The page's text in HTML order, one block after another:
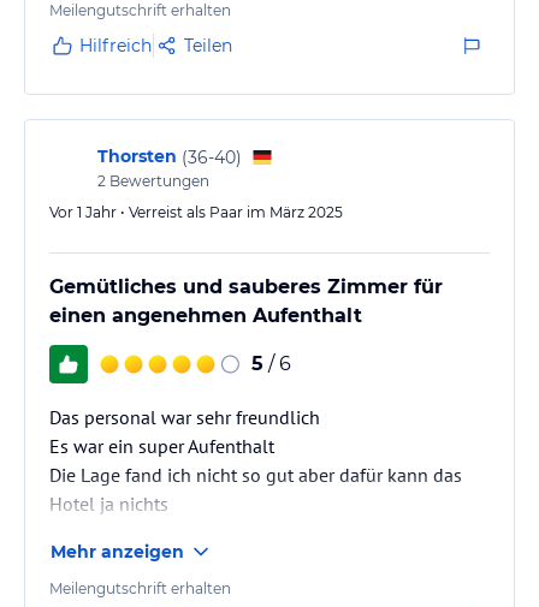
Meilengutschrift erhalten
Hilfreich Teilen
Thorsten (36-40)
2 Bewertungen
Vor 1 Jahr • Verreist als Paar im März 2025
Gemütliches und sauberes Zimmer für
einen angenehmen Aufenthalt
5 / 6
Das personal war sehr freundlich
Es war ein super Aufenthalt
Die Lage fand ich nicht so gut aber dafür kann das
Hotel ja nichts
Mehr anzeigen
Meilengutschrift erhalten